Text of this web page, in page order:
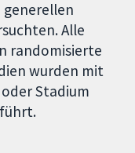
generellen
Alle
randomisierte
wurden mit
Stadium